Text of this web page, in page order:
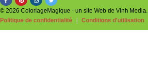
© 2026 ColoriageMagique - un site Web de Vinh Media.
Politique de confidentialité
Conditions d'utilisation